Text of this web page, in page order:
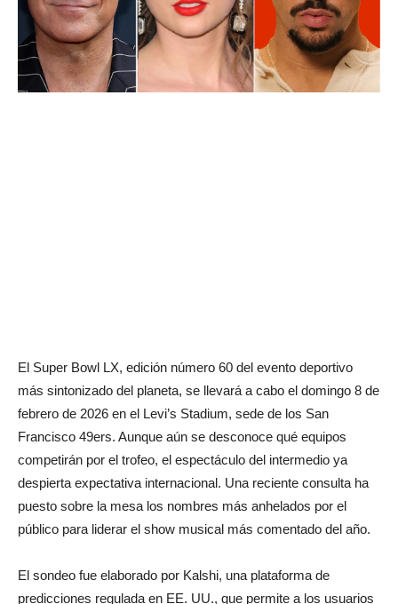
El Super Bowl LX, edición número 60 del evento deportivo
más sintonizado del planeta, se llevará a cabo el domingo 8 de
febrero de 2026 en el Levi’s Stadium, sede de los San
Francisco 49ers. Aunque aún se desconoce qué equipos
competirán por el trofeo, el espectáculo del intermedio ya
despierta expectativa internacional. Una reciente consulta ha
puesto sobre la mesa los nombres más anhelados por el
público para liderar el show musical más comentado del año.
El sondeo fue elaborado por Kalshi, una plataforma de
predicciones regulada en EE. UU., que permite a los usuarios